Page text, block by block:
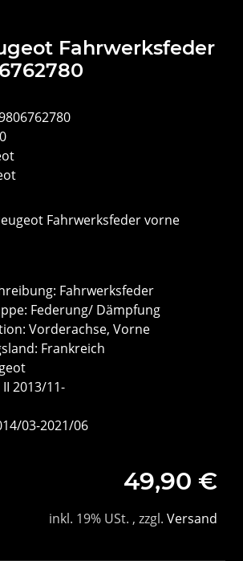
Fahrwerksfeder
Fahrwerksfeder vorne
Fahrwerksfeder
Federung/ Dämpfung
Vorderachse, Vorne
Frankreich
2013/11-
03-2021/06
49,90 €
inkl. 19% USt. , zzgl. Versand